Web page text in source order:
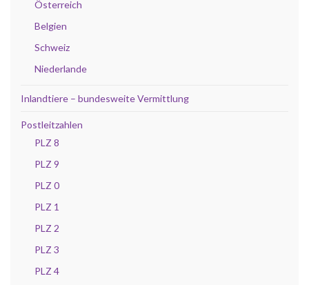
Österreich
Belgien
Schweiz
Niederlande
Inlandtiere – bundesweite Vermittlung
Postleitzahlen
PLZ 8
PLZ 9
PLZ 0
PLZ 1
PLZ 2
PLZ 3
PLZ 4